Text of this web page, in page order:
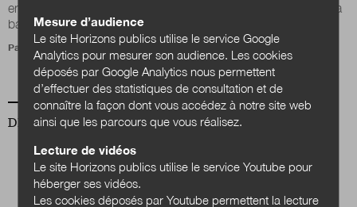
en puissance d’acteurs de la société civile rassemblés sous la
bannière des communs et de...
Par
DERNIER NUMÉRO
Mesure d’audience
Le site Horizons publics utilise le service Google
Analytics pour mesurer son audience. Les cookies
déposés par Google Analytics nous permettent
d’effectuer des statistiques de consultation et de
connaître la façon dont vous accédez à notre site web
ainsi que les parcours que vous réalisez.
Lecture de vidéos
Le site Horizons publics utilise le service Youtube pour
héberger ses vidéos.
Les cookies déposés par Youtube permettent la lecture